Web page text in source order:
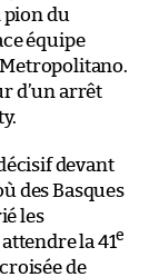
pion du
équipe
Metropolitano.
d’un arrêt
devant
des Basques
les
la 41e
de